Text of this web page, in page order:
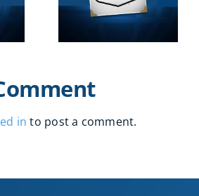
2013
in to post a comment.